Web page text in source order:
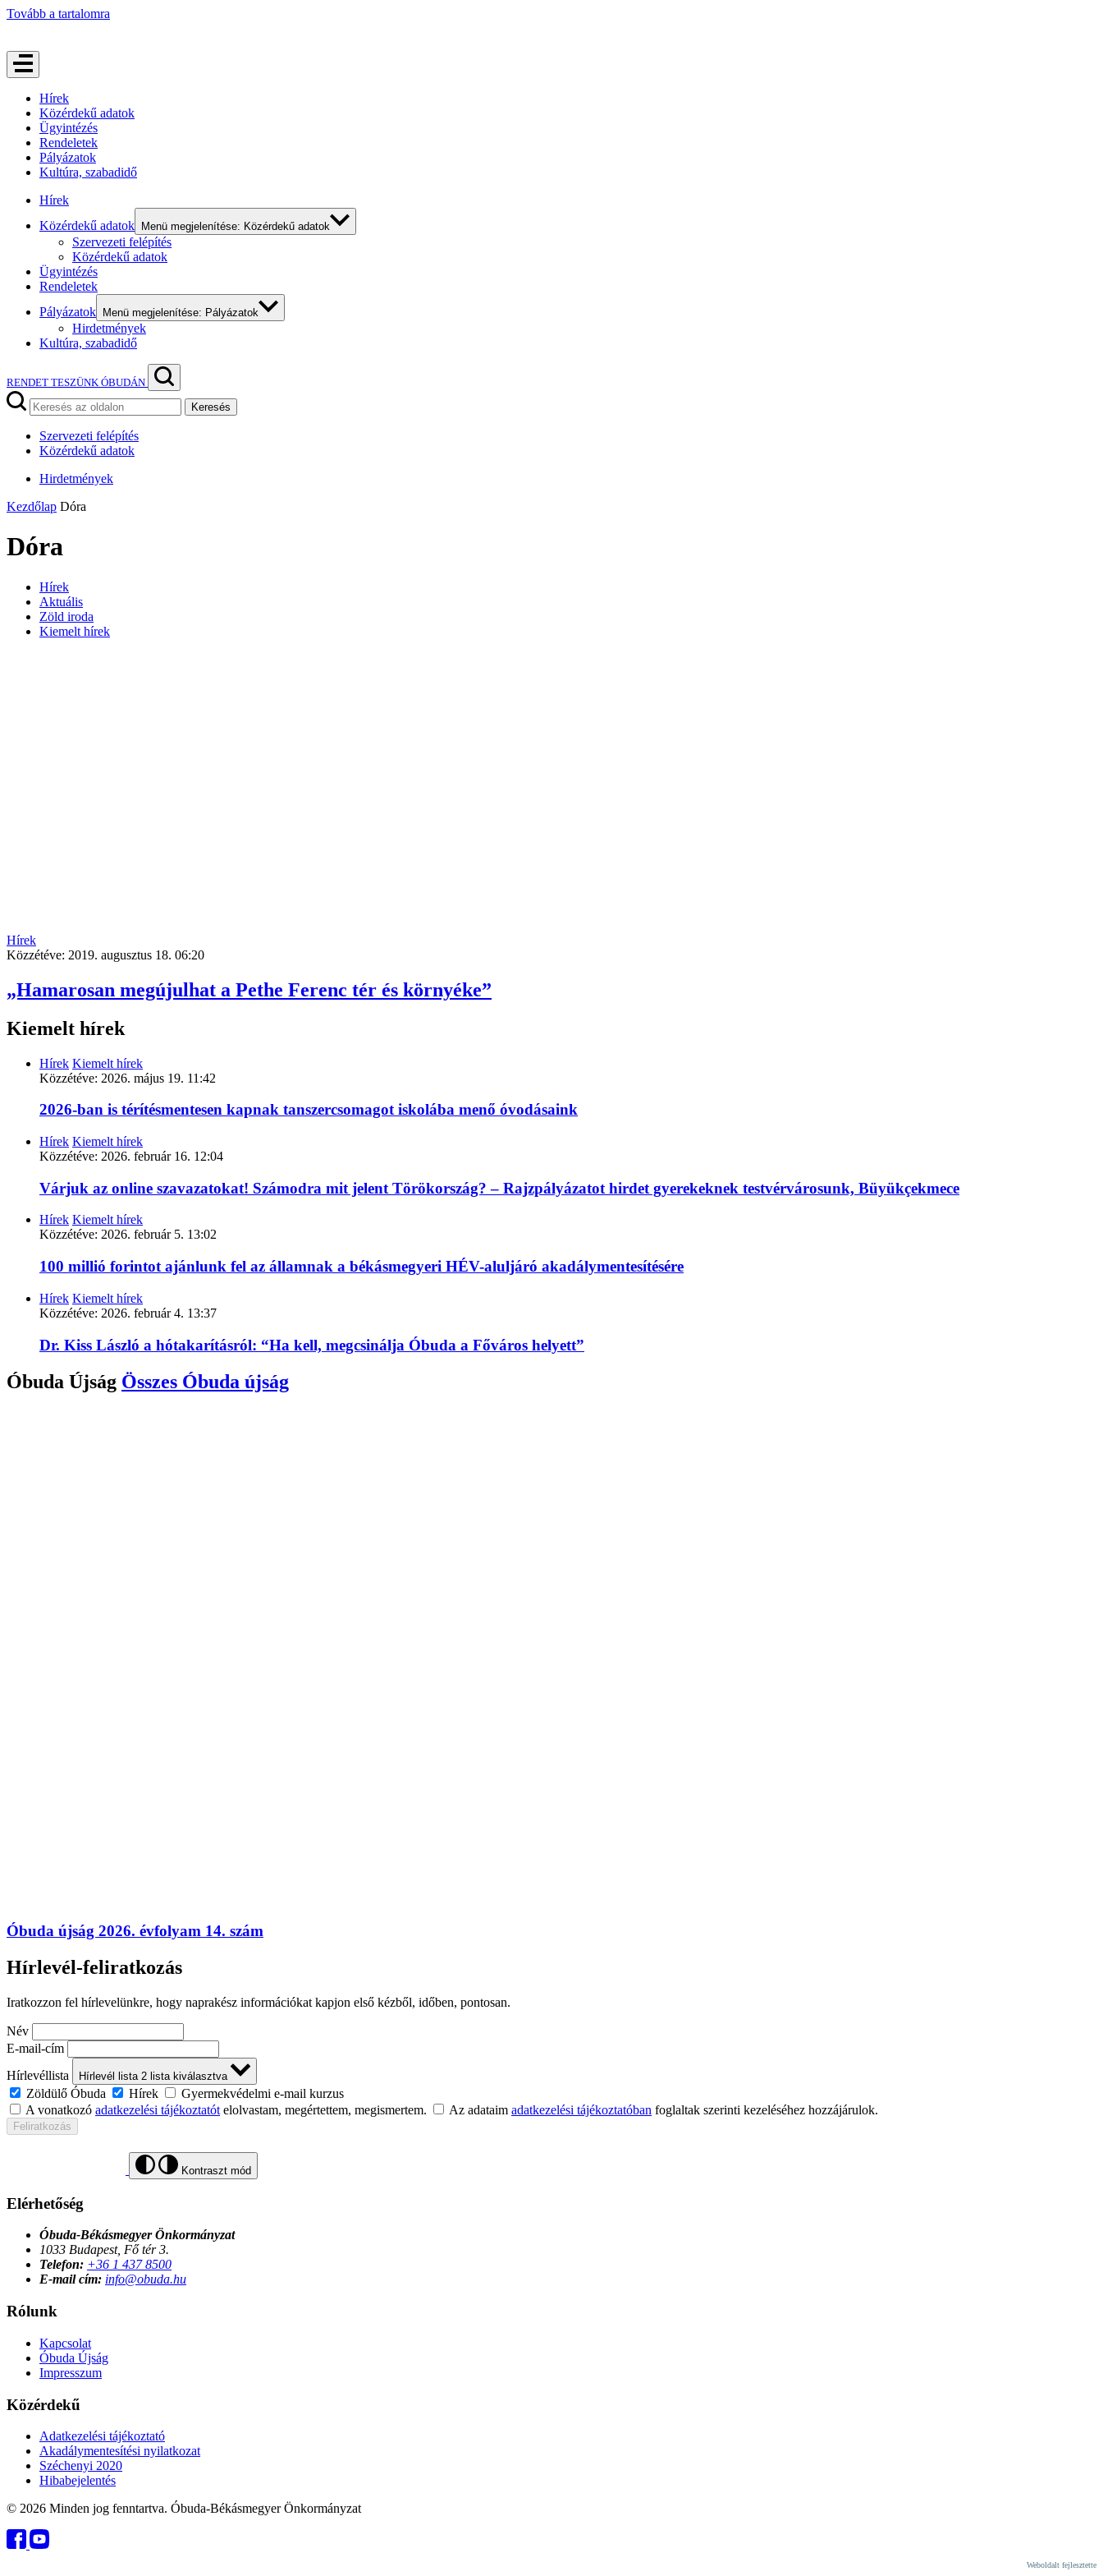
Tovább a tartalomra
Hírek
Közérdekű adatok
Ügyintézés
Rendeletek
Pályázatok
Kultúra, szabadidő
Hírek
Közérdekű adatok
Menü megjelenítése: Közérdekű adatok
Szervezeti felépítés
Közérdekű adatok
Ügyintézés
Rendeletek
Pályázatok
Menü megjelenítése: Pályázatok
Hirdetmények
Kultúra, szabadidő
RENDET TESZÜNK ÓBUDÁN
Keresés
Szervezeti felépítés
Közérdekű adatok
Hirdetmények
Kezdőlap Dóra
Dóra
Hírek
Aktuális
Zöld iroda
Kiemelt hírek
Hírek
Közzétéve: 2019. augusztus 18. 06:20
„Hamarosan megújulhat a Pethe Ferenc tér és környéke”
Kiemelt hírek
Hírek Kiemelt hírek
Közzétéve: 2026. május 19. 11:42
2026-ban is térítésmentesen kapnak tanszercsomagot iskolába menő óvodásaink
Hírek Kiemelt hírek
Közzétéve: 2026. február 16. 12:04
Várjuk az online szavazatokat! Számodra mit jelent Törökország? – Rajzpályázatot hirdet gyerekeknek testvérvárosunk, Büyükçekmece
Hírek Kiemelt hírek
Közzétéve: 2026. február 5. 13:02
100 millió forintot ajánlunk fel az államnak a békásmegyeri HÉV-aluljáró akadálymentesítésére
Hírek Kiemelt hírek
Közzétéve: 2026. február 4. 13:37
Dr. Kiss László a hótakarításról: “Ha kell, megcsinálja Óbuda a Főváros helyett”
Óbuda Újság Összes Óbuda újság
Óbuda újság 2026. évfolyam 14. szám
Hírlevél-feliratkozás
Iratkozzon fel hírlevelünkre, hogy naprakész információkat kapjon első kézből, időben, pontosan.
Név
E-mail-cím
Hírlevéllista
Hírlevél lista 2 lista kiválasztva
Zöldülő Óbuda Hírek
Gyermekvédelmi e-mail kurzus
A vonatkozó adatkezelési tájékoztatót elolvastam, megértettem, megismertem. Az adataim adatkezelési tájékoztatóban foglaltak szerinti kezeléséhez hozzájárulok.
Feliratkozás
Kontraszt mód
Elérhetőség
Óbuda-Békásmegyer Önkormányzat
1033 Budapest, Fő tér 3.
Telefon: +36 1 437 8500
E-mail cím: info@obuda.hu
Rólunk
Kapcsolat
Óbuda Újság
Impresszum
Közérdekű
Adatkezelési tájékoztató
Akadálymentesítési nyilatkozat
Széchenyi 2020
Hibabejelentés
© 2026 Minden jog fenntartva. Óbuda-Békásmegyer Önkormányzat
Weboldalt fejlesztette